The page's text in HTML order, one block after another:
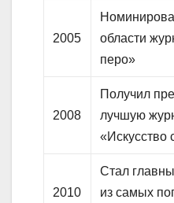
2005
области
перо»
2008
Получил
лучшую
«Искусство
2010
Стал
из самых